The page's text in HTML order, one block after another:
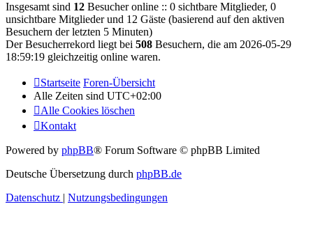
Insgesamt sind 12 Besucher online :: 0 sichtbare Mitglieder, 0
unsichtbare Mitglieder und 12 Gäste (basierend auf den aktiven
Besuchern der letzten 5 Minuten)
Der Besucherrekord liegt bei 508 Besuchern, die am 2026-05-29
18:59:19 gleichzeitig online waren.
Startseite Foren-Übersicht
Alle Zeiten sind UTC+02:00
Alle Cookies löschen
Kontakt
Powered by phpBB® Forum Software © phpBB Limited
Deutsche Übersetzung durch phpBB.de
Datenschutz | Nutzungsbedingungen